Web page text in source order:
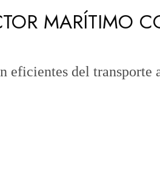
MARÍTIMO
del transporte